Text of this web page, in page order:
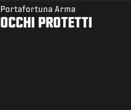
Portafortuna Arma
OCCHI PROTETTI